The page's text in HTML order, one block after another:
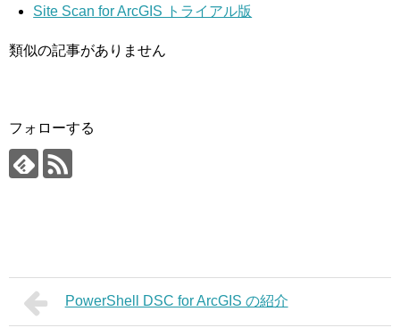
Site Scan for ArcGIS トライアル版
類似の記事がありません
フォローする
PowerShell DSC for ArcGIS の紹介